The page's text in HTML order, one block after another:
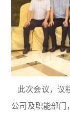
此次会议，议
公司及职能部门